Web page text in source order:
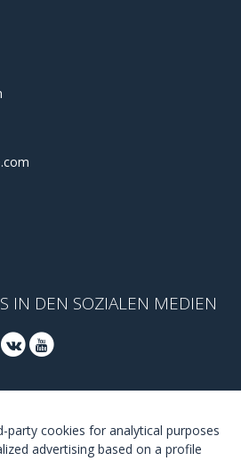
IN DEN SOZIALEN MEDIEN
party cookies for analytical purposes
advertising based on a profile